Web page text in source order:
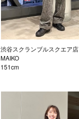
渋谷スクランブルスクエア店
MAIKO
151cm